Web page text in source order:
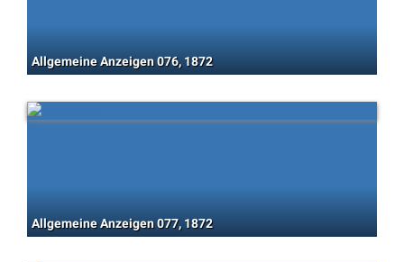
Allgemeine Anzeigen 076, 1872
Allgemeine Anzeigen 077, 1872